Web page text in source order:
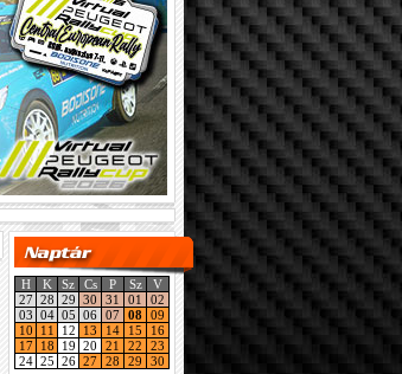
H K Sz Cs P Sz
V
27 28 29 30 31 01
02
03 04 05 06 07 08 09
10
11 12 13 14 15
16
17
18 19 20 21 22
23
24 25 26 27 28 29 30